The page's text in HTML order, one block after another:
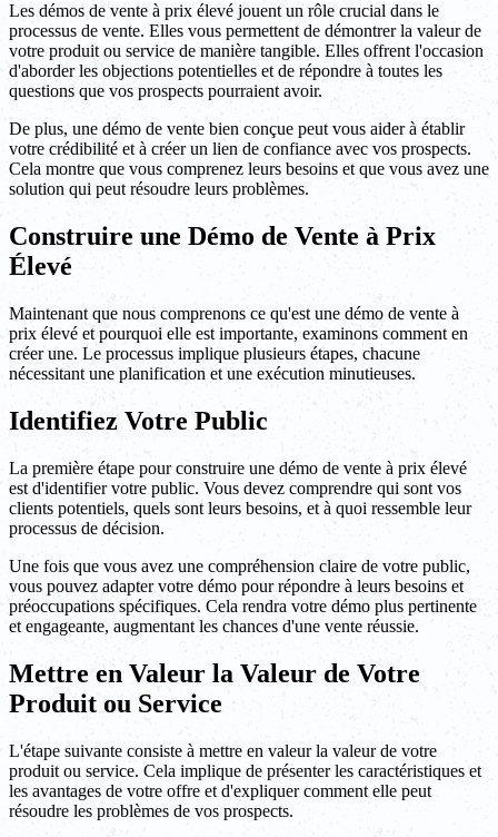
Les démos de vente à prix élevé jouent un rôle crucial dans le
processus de vente. Elles vous permettent de démontrer la valeur de
votre produit ou service de manière tangible. Elles offrent l'occasion
d'aborder les objections potentielles et de répondre à toutes les
questions que vos prospects pourraient avoir.
De plus, une démo de vente bien conçue peut vous aider à établir
votre crédibilité et à créer un lien de confiance avec vos prospects.
Cela montre que vous comprenez leurs besoins et que vous avez une
solution qui peut résoudre leurs problèmes.
Construire une Démo de Vente à Prix
Élevé
Maintenant que nous comprenons ce qu'est une démo de vente à
prix élevé et pourquoi elle est importante, examinons comment en
créer une. Le processus implique plusieurs étapes, chacune
nécessitant une planification et une exécution minutieuses.
Identifiez Votre Public
La première étape pour construire une démo de vente à prix élevé
est d'identifier votre public. Vous devez comprendre qui sont vos
clients potentiels, quels sont leurs besoins, et à quoi ressemble leur
processus de décision.
Une fois que vous avez une compréhension claire de votre public,
vous pouvez adapter votre démo pour répondre à leurs besoins et
préoccupations spécifiques. Cela rendra votre démo plus pertinente
et engageante, augmentant les chances d'une vente réussie.
Mettre en Valeur la Valeur de Votre
Produit ou Service
L'étape suivante consiste à mettre en valeur la valeur de votre
produit ou service. Cela implique de présenter les caractéristiques et
les avantages de votre offre et d'expliquer comment elle peut
résoudre les problèmes de vos prospects.